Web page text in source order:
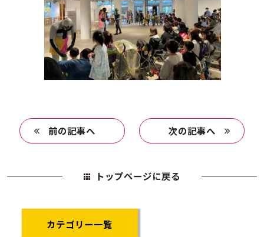
カテゴリー一覧
前の記事へ 次の記事へ
トップページに戻る